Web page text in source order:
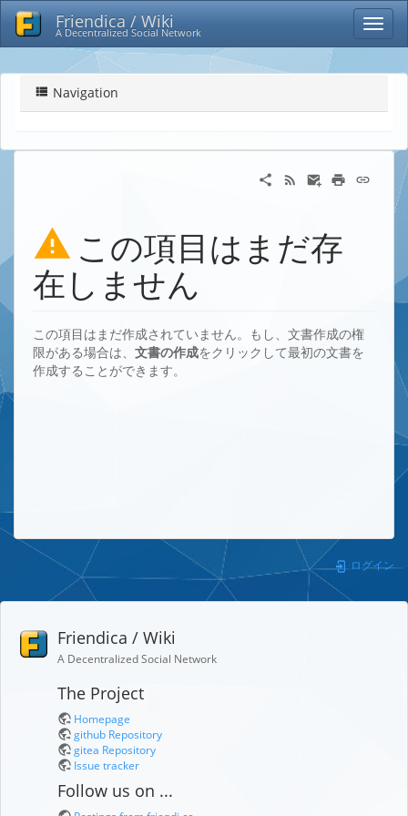
Friendica / Wiki
A Decentralized Social Network
Navigation
この項目はまだ存
在しません
この項目はまだ作成されていません。もし、文書作成の権
限がある場合は、 文書の作成をクリックして最初の文書を
作成することができます。
ログイン
Friendica / Wiki
A Decentralized Social Network
The Project
Homepage
github Repository
gitea Repository
Issue tracker
Follow us on ...